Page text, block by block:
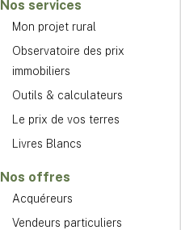
Nos services
Mon projet rural
Observatoire des prix
immobiliers
Outils & calculateurs
Le prix de vos terres
Livres Blancs
Nos offres
Acquéreurs
Vendeurs particuliers